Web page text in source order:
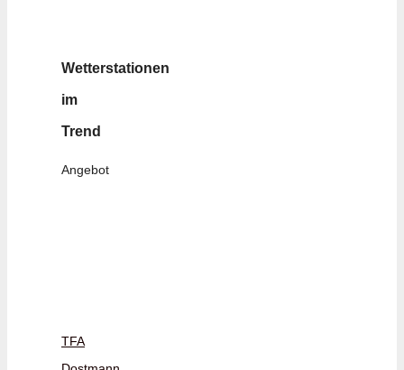
Wetterstationen
im
Trend
Angebot
TFA